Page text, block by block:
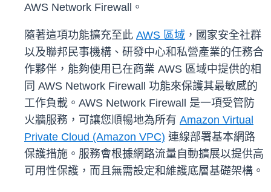
AWS Network Firewall。
隨著這項功能擴充至此 AWS 區域 ，國家安全社群
以及聯邦民事機構、研發中心和私營產業的任務合
作夥伴，能夠使用已在商業 AWS 區域中提供的相
同 AWS Network Firewall 功能來保護其最敏感的
工作負載。AWS Network Firewall 是一項受管防
火牆服務，可讓您順暢地為所有 Amazon Virtual
Private Cloud (Amazon VPC) 連線部署基本網路
保護措施。服務會根據網路流量自動擴展以提供高
可用性保護，而且無需設定和維護底層基礎架構。